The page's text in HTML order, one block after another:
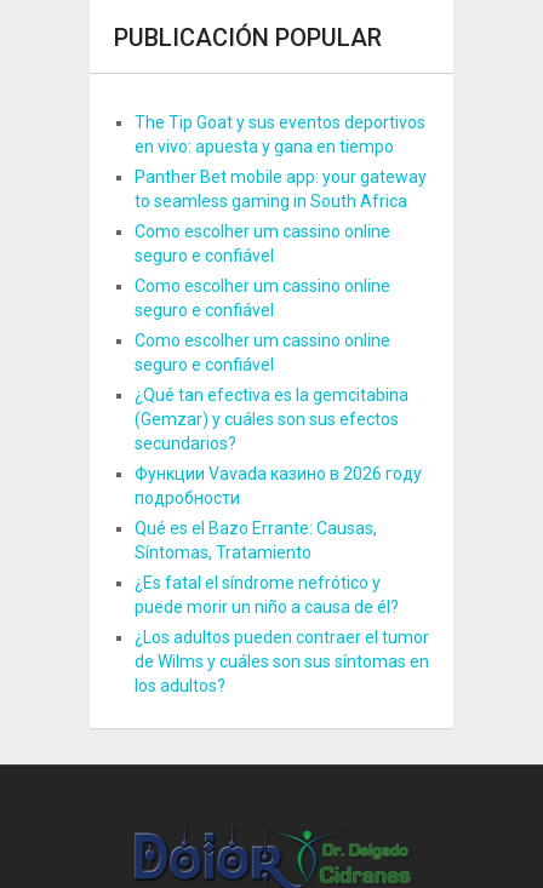
PUBLICACIÓN POPULAR
The Tip Goat y sus eventos deportivos
en vivo: apuesta y gana en tiempo
Panther Bet mobile app: your gateway
to seamless gaming in South Africa
Como escolher um cassino online
seguro e confiável
Como escolher um cassino online
seguro e confiável
Como escolher um cassino online
seguro e confiável
¿Qué tan efectiva es la gemcitabina
(Gemzar) y cuáles son sus efectos
secundarios?
Функции Vavada казино в 2026 году
подробности
Qué es el Bazo Errante: Causas,
Síntomas, Tratamiento
¿Es fatal el síndrome nefrótico y
puede morir un niño a causa de él?
¿Los adultos pueden contraer el tumor
de Wilms y cuáles son sus síntomas en
los adultos?